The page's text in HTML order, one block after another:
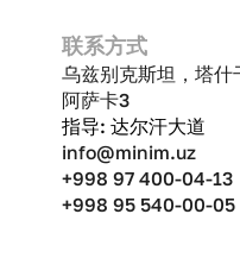
联系方式
乌兹别克斯坦，塔什
阿萨卡3
指导: 达尔汗大道
info@minim.uz
+998 97 400-04-13
+998 95 540-00-05